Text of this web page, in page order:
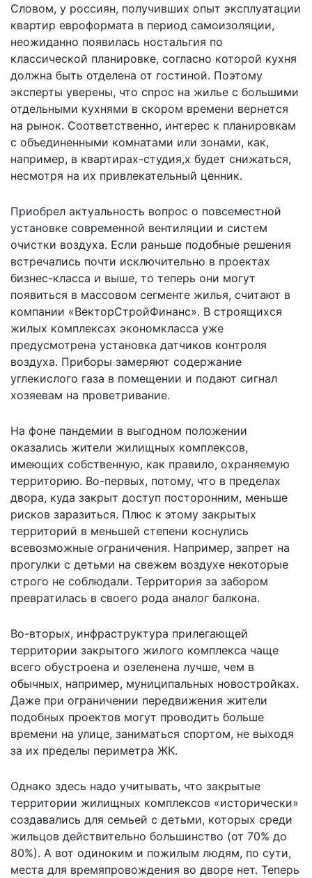
Словом, у россиян, получивших опыт эксплуатации
квартир евроформата в период самоизоляции,
неожиданно появилась ностальгия по
классической планировке, согласно которой кухня
должна быть отделена от гостиной. Поэтому
эксперты уверены, что спрос на жилье с большими
отдельными кухнями в скором времени вернется
на рынок. Соответственно, интерес к планировкам
с объединенными комнатами или зонами, как,
например, в квартирах-студия,х будет снижаться,
несмотря на их привлекательный ценник.
Приобрел актуальность вопрос о повсеместной
установке современной вентиляции и систем
очистки воздуха. Если раньше подобные решения
встречались почти исключительно в проектах
бизнес-класса и выше, то теперь они могут
появиться в массовом сегменте жилья, считают в
компании «ВекторСтройФинанс». В строящихся
жилых комплексах экономкласса уже
предусмотрена установка датчиков контроля
воздуха. Приборы замеряют содержание
углекислого газа в помещении и подают сигнал
хозяевам на проветривание.
На фоне пандемии в выгодном положении
оказались жители жилищных комплексов,
имеющих собственную, как правило, охраняемую
территорию. Во-первых, потому, что в пределах
двора, куда закрыт доступ посторонним, меньше
рисков заразиться. Плюс к этому закрытых
территорий в меньшей степени коснулись
всевозможные ограничения. Например, запрет на
прогулки с детьми на свежем воздухе некоторые
строго не соблюдали. Территория за забором
превратилась в своего рода аналог балкона.
Во-вторых, инфраструктура прилегающей
территории закрытого жилого комплекса чаще
всего обустроена и озеленена лучше, чем в
обычных, например, муниципальных новостройках.
Даже при ограничении передвижения жители
подобных проектов могут проводить больше
времени на улице, заниматься спортом, не выходя
за их пределы периметра ЖК.
Однако здесь надо учитывать, что закрытые
территории жилищных комплексов «исторически»
создавались для семьей с детьми, которых среди
жильцов действительно большинство (от 70% до
80%). А вот одиноким и пожилым людям, по сути,
места для времяпровождения во дворе нет. Теперь